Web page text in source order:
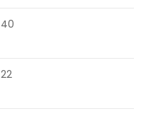
40
22